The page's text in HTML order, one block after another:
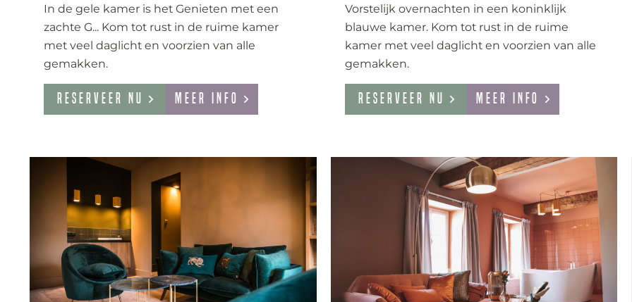
In de gele kamer is het Genieten met een
zachte G... Kom tot rust in de ruime kamer
met veel daglicht en voorzien van alle
gemakken.
Reserveer nu Meer info
Vorstelijk overnachten in een koninklijk
blauwe kamer. Kom tot rust in de ruime
kamer met veel daglicht en voorzien van alle
gemakken.
Reserveer nu Meer info